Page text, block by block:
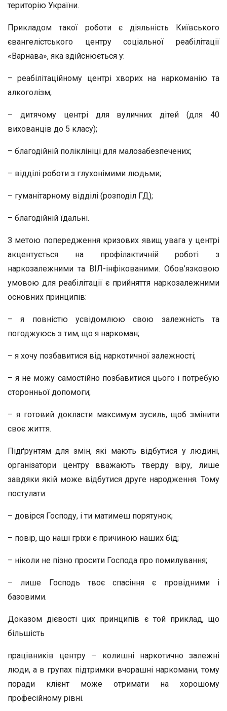
територію України.
Прикладом такої роботи є діяльність Київського
євангелістського центру соціальної реабілітації
«Варнава», яка здійснюється у:
– реабілітаційному центрі хворих на наркоманію та
алкоголізм;
– дитячому центрі для вуличних дітей (для 40
вихованців до 5 класу);
– благодійній поліклініці для малозабезпечених;
– відділі роботи з глухонімими людьми;
– гуманітарному відділі (розподіл ГД);
– благодійній їдальні.
З метою попередження кризових явищ увага у центрі
акцентується на профілактичній роботі з
наркозалежними та ВІЛ-інфікованими. Обов’язковою
умовою для реабілітації є прийняття наркозалежними
основних принципів:
– я повністю усвідомлюю свою залежність та
погоджуюсь з тим, що я наркоман;
– я хочу позбавитися від наркотичної залежності;
– я не можу самостійно позбавитися цього і потребую
сторонньої допомоги;
– я готовий докласти максимум зусиль, щоб змінити
своє життя.
Підґрунтям для змін, які мають відбутися у людині,
організатори центру вважають тверду віру, лише
завдяки якій може відбутися друге народження. Тому
постулати:
– довірся Господу, і ти матимеш порятунок;
– повір, що наші гріхи є причиною наших бід;
– ніколи не пізно просити Господа про помилування;
– лише Господь твоє спасіння є провідними і
базовими.
Доказом дієвості цих принципів є той приклад, що
більшість
працівників центру – колишні наркотично залежні
люди, а в групах підтримки вчорашні наркомани, тому
поради клієнт може отримати на хорошому
професійному рівні.